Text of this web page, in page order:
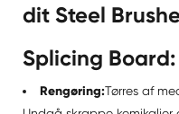
dit Steel
Splicing Board:
Rengøring:Tørres af